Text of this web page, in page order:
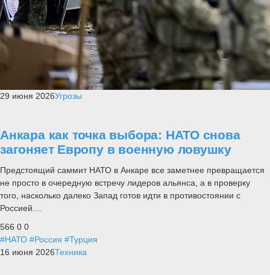
29 июня 2026Угрозы
Анкара как точка выбора: НАТО снова
загоняет Европу в военную ловушку
Предстоящий саммит НАТО в Анкаре все заметнее превращается
не просто в очередную встречу лидеров альянса, а в проверку
того, насколько далеко Запад готов идти в противостоянии с
Россией....
566 0 0
#НАТО #Россия #Турция
16 июня 2026Техника